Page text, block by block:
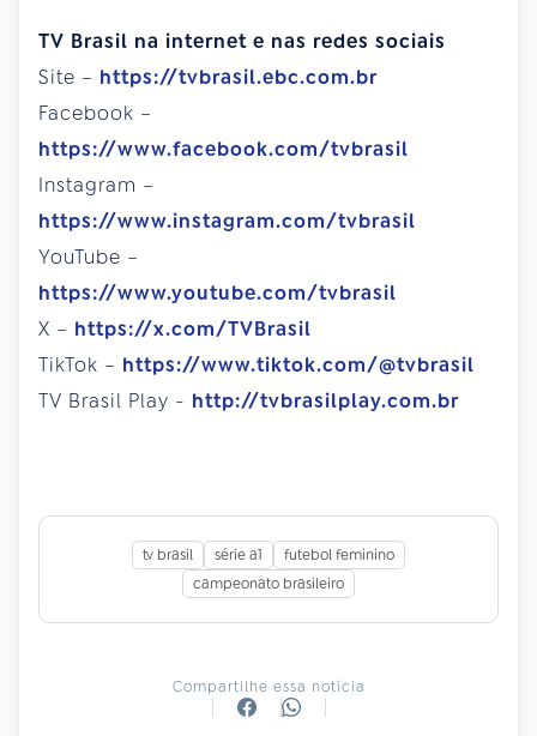
TV Brasil na internet e nas redes sociais
Site – https://tvbrasil.ebc.com.br
Facebook –
https://www.facebook.com/tvbrasil
Instagram –
https://www.instagram.com/tvbrasil
YouTube –
https://www.youtube.com/tvbrasil
X – https://x.com/TVBrasil
TikTok – https://www.tiktok.com/@tvbrasil
TV Brasil Play - http://tvbrasilplay.com.br
tv brasil série a1
futebol feminino
campeonato brasileiro
Compartilhe essa notícia